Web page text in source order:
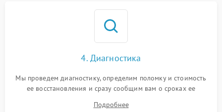
4. Диагностика
Мы проведем диагностику, определим поломку и стоимость
ее восстановления и сразу сообщим вам о сроках ее
Подробнее